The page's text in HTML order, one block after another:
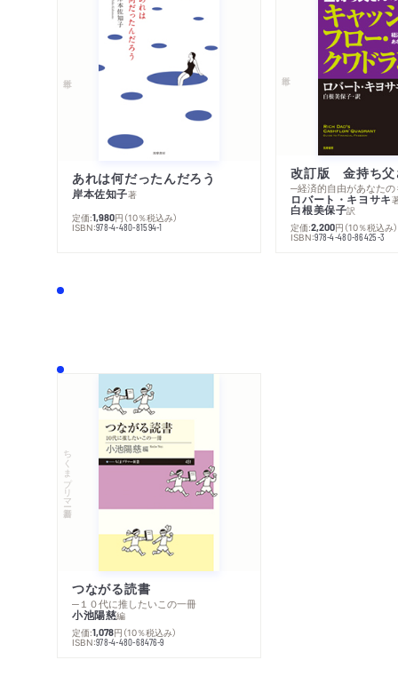
あれは何だったんだろう
岸本佐知子著
定価:1,980円 （10％税込み）
ISBN:978-4-480-81594-1
─経済的自由があなた
ロバート・キヨサキ
白根美保子訳
定価:2,200円 （10％税込み）
ISBN:978-4-480-86425-3
ちくまプリマー新書
つながる読書
─１０代に推したいこの一冊
小池陽慈編
定価:1,078円 （10％税込み）
ISBN:978-4-480-68476-9